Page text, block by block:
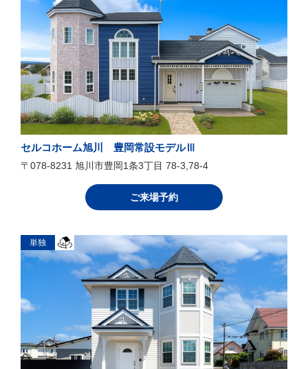
セルコホーム旭川 豊岡常設モデルⅢ
〒078-8231 旭川市豊岡1条3丁目 78-3,78-4
ご来場予約
単独